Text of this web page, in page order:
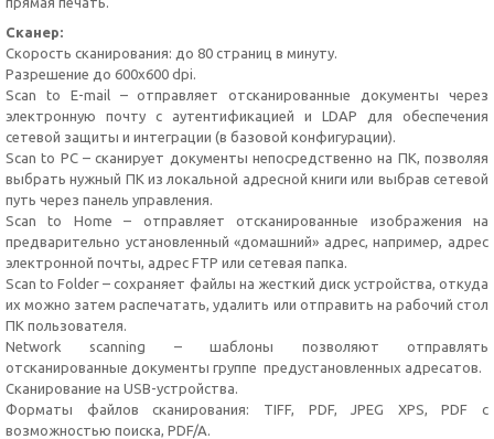
Сканер:
Скорость сканирования: до 80 страниц в минуту.
Разрешение до 600х600 dpi.
Scan to E-mail – отправляет отсканированные документы через
электронную почту с аутентификацией и LDAP для обеспечения
сетевой защиты и интеграции (в базовой конфигурации).
Scan to PC – сканирует документы непосредственно на ПК, позволяя
выбрать нужный ПК из локальной адресной книги или выбрав сетевой
путь через панель управления.
Scan to Home – отправляет отсканированные изображения на
предварительно установленный «домашний» адрес, например, адрес
электронной почты, адрес FTP или сетевая папка.
Scan to Folder – сохраняет файлы на жесткий диск устройства, откуда
их можно затем распечатать, удалить или отправить на рабочий стол
ПК пользователя.
Network scanning – шаблоны позволяют отправлять
отсканированные документы группе предустановленных адресатов.
Сканирование на USB-устройства.
Форматы файлов сканирования: TIFF, PDF, JPEG XPS, PDF с
возможностью поиска, PDF/A.